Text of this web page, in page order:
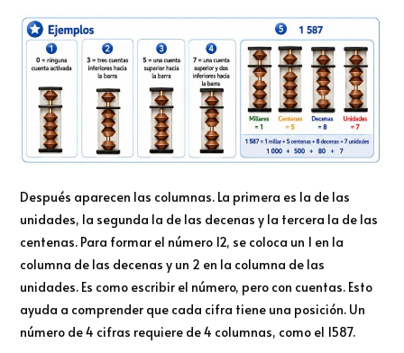
Después aparecen las columnas. La primera es la de las
unidades, la segunda la de las decenas y la tercera la de las
centenas. Para formar el número 12, se coloca un 1 en la
columna de las decenas y un 2 en la columna de las
unidades. Es como escribir el número, pero con cuentas. Esto
ayuda a comprender que cada cifra tiene una posición. Un
número de 4 cifras requiere de 4 columnas, como el 1587.